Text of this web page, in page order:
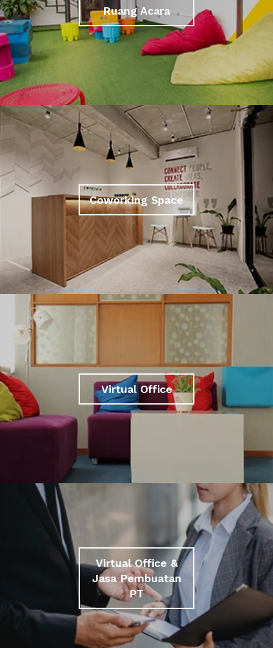
Ruang Acara
Coworking Space
Virtual Office
Virtual Office &
Jasa Pembuatan
PT